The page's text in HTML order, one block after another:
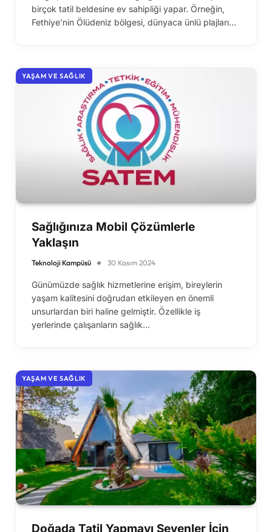
birçok tatil beldesine ev sahipliği yapar. Örneğin,
Fethiye’nin Ölüdeniz bölgesi, dünyaca ünlü plajları…
YAŞAM VE SAĞLIK
Sağlığınıza Mobil Çözümlerle
Yaklaşın
Teknoloji Kampüsü 30 Kasım 2024
Günümüzde sağlık hizmetlerine erişim, bireylerin
yaşam kalitesini doğrudan etkileyen en önemli
unsurlardan biri haline gelmiştir. Özellikle iş
yerlerinde çalışanların sağlık…
YAŞAM VE SAĞLIK
Doğada Tatil Yapmayı Sevenler İçin